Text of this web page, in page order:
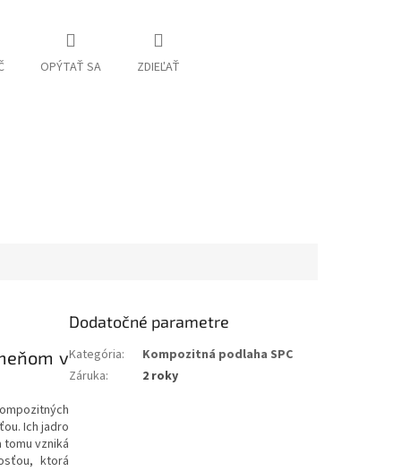
OPÝTAŤ SA ZDIEĽAŤ
v
Ich jadro
vzniká
ktorá
Dodatočné parametre
Kategória:
Kompozitná podlaha SPC
Záruka: 2 roky